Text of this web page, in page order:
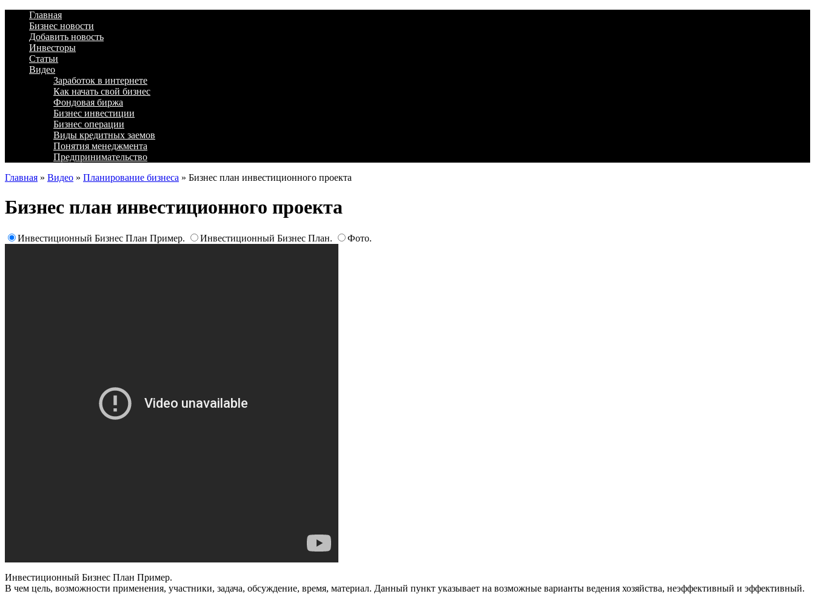
Главная
Бизнес новости
Добавить новость
Инвесторы
Статьи
Видео
Заработок в интернете
Как начать свой бизнес
Фондовая биржа
Бизнес инвестиции
Бизнес операции
Виды кредитных заемов
Понятия менеджмента
Предпринимательство
Главная » Видео » Планирование бизнеса » Бизнес план инвестиционного проекта
Бизнес план инвестиционного проекта
Инвестиционный Бизнес План Пример. Инвестиционный Бизнес План. Фото.
Инвестиционный Бизнес План Пример.
В чем цель, возможности применения, участники, задача, обсуждение, время, материал. Данный пункт указывает на возможные варианты ведения хозяйства, неэффективный и эффективный.